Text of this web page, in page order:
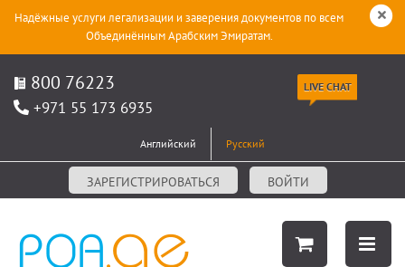
Надёжные услуги легализации и заверения документов по всем
Объединённым Арабским Эмиратам.
800 76223
+971 55 173 6935
LIVE CHAT
Английский Русский
ЗАРЕГИСТРИРОВАТЬСЯ ВОЙТИ